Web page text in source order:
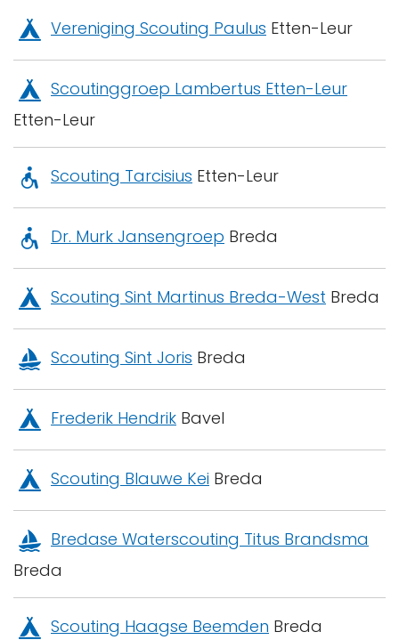
Vereniging Scouting Paulus Etten-Leur
Scoutinggroep Lambertus Etten-Leur
Etten-Leur
Scouting Tarcisius Etten-Leur
Dr. Murk Jansengroep Breda
Scouting Sint Martinus Breda-West Breda
Scouting Sint Joris Breda
Frederik Hendrik Bavel
Scouting Blauwe Kei Breda
Bredase Waterscouting Titus Brandsma
Breda
Scouting Haagse Beemden Breda